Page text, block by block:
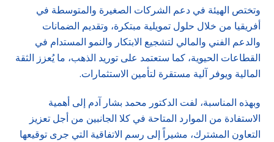
وتختص الهيئة في دعم الشركات الصغيرة والمتوسطة في
أفريقيا من خلال حلول تمويلية مبتكرة، وتقديم الضمانات
والدعم الفني والمالي لتشجيع الابتكار والنمو المستدام في
القطاعات الحيوية، كما ستعتمد على توريد الذهب، ما يُعزز الثقة
المالية ويوفر آلية مستقرة لتأمين الاستثمارات.
وبهذه المناسبة، لفت الدكتور محمد بشار آدم إلى أهمية
الاستفادة من الموارد المتاحة في كلا الجانبين من أجل تعزيز
التعاون المشترك، مشيراً إلى رسم الاتفاقية التي جرى توقيعها